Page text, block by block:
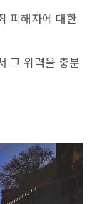
피해자에 대한
그 위력을 충분